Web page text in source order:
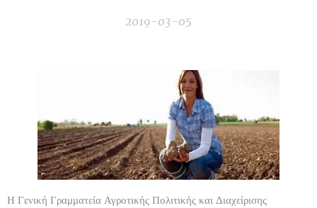
2019-03-05
Η Γενική Γραμματεία Αγροτικής Πολιτικής και Διαχείρισης